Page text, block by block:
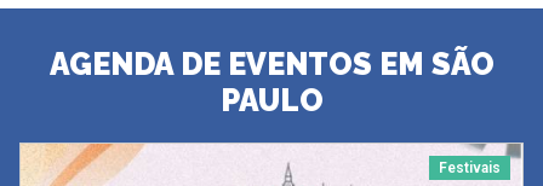
AGENDA DE EVENTOS EM SÃO
PAULO
Festivais